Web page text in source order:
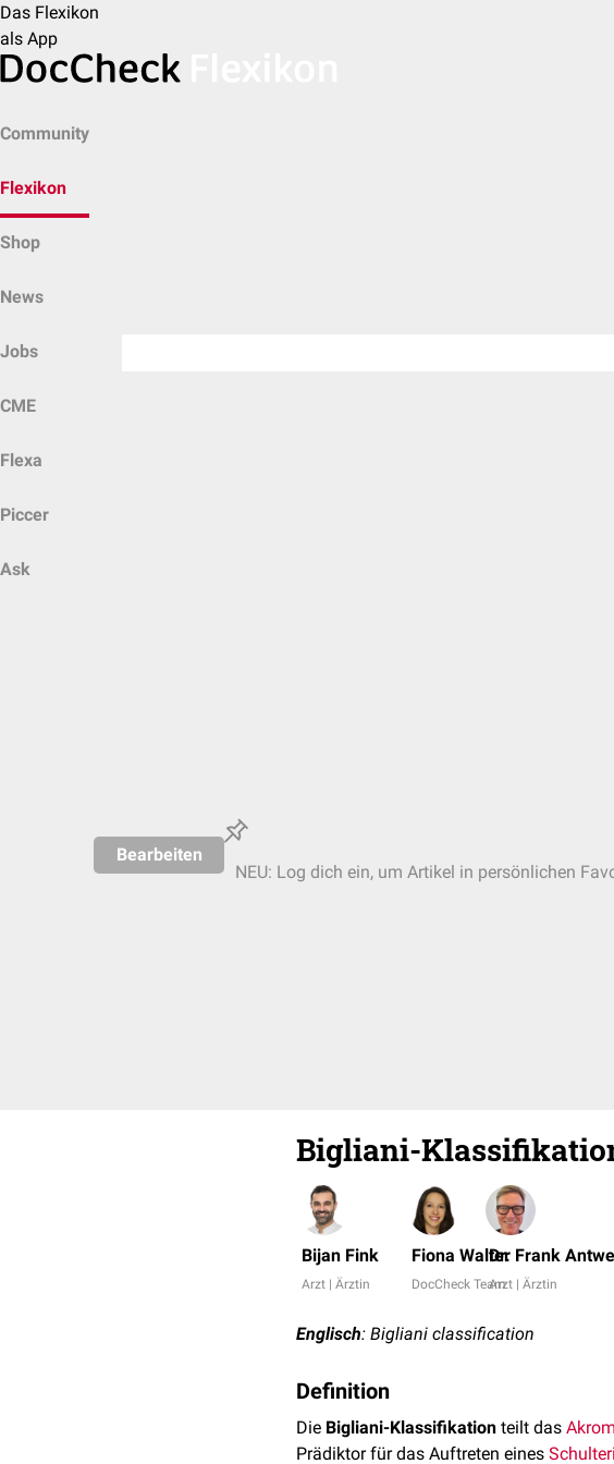
Das Flexikon
als App
Community
Flexikon
Shop
News
Jobs
CME
Flexa
Piccer
Ask
Bearbeiten
NEU: Log dich ein, um Artikel in persönlichen
Bigliani-
Bijan Fink
Arzt | Ärztin
Fiona Walter
DocCheck Team
Dr. Frank
Arzt | Ärztin
Englisch: Bigliani classification
Definition
Die Bigliani-Klassifikation teilt das
Prädiktor für das Auftreten eines